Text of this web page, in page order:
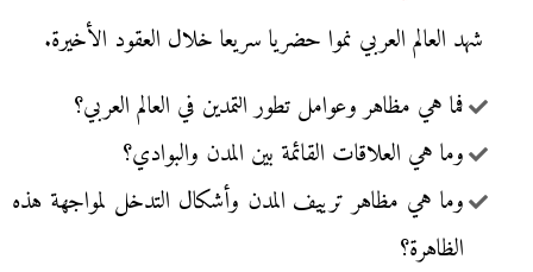
شهد العالم العربي نموا حضريا سريعا خلال العقود الأخيرة.
فما هي مظاهر وعوامل تطور التمدين في العالم العربي؟
وما هي العلاقات القائمة بين المدن والبوادي؟
وما هي مظاهر ترييف المدن وأشكال التدخل لمواجهة هذه
الظاهرة؟